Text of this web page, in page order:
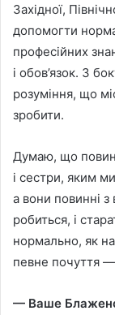
Захiдної,
допомогти
професiйних
i обов’язок. З
розумiння, що
зробити.
Думаю, що
i сестри, яким
а вони повиннi
робиться, i
нормально, як
певне почуття
— Ваше